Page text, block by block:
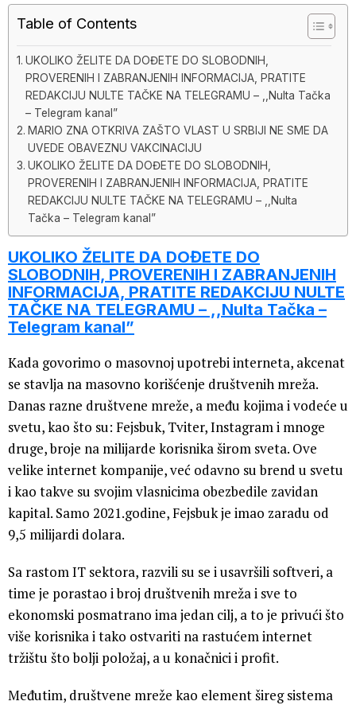
Table of Contents
UKOLIKO ŽELITE DA DOĐETE DO SLOBODNIH,
PROVERENIH I ZABRANJENIH INFORMACIJA, PRATITE
REDAKCIJU NULTE TAČKE NA TELEGRAMU – ,,Nulta Tačka
– Telegram kanal”
MARIO ZNA OTKRIVA ZAŠTO VLAST U SRBIJI NE SME DA
UVEDE OBAVEZNU VAKCINACIJU
UKOLIKO ŽELITE DA DOĐETE DO SLOBODNIH,
PROVERENIH I ZABRANJENIH INFORMACIJA, PRATITE
REDAKCIJU NULTE TAČKE NA TELEGRAMU – ,,Nulta
Tačka – Telegram kanal”
UKOLIKO ŽELITE DA DOĐETE DO
SLOBODNIH, PROVERENIH I ZABRANJENIH
INFORMACIJA, PRATITE REDAKCIJU NULTE
TAČKE NA TELEGRAMU – ,,Nulta Tačka –
Telegram kanal”
Kada govorimo o masovnoj upotrebi interneta, akcenat
se stavlja na masovno korišćenje društvenih mreža.
Danas razne društvene mreže, a među kojima i vodeće u
svetu, kao što su: Fejsbuk, Tviter, Instagram i mnoge
druge, broje na milijarde korisnika širom sveta. Ove
velike internet kompanije, već odavno su brend u svetu
i kao takve su svojim vlasnicima obezbedile zavidan
kapital. Samo 2021.godine, Fejsbuk je imao zaradu od
9,5 milijardi dolara.
Sa rastom IT sektora, razvili su se i usavršili softveri, a
time je porastao i broj društvenih mreža i sve to
ekonomski posmatrano ima jedan cilj, a to je privući što
više korisnika i tako ostvariti na rastućem internet
tržištu što bolji položaj, a u konačnici i profit.
Međutim, društvene mreže kao element šireg sistema